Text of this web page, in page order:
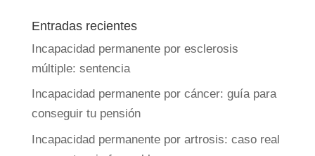
Entradas recientes
Incapacidad permanente por esclerosis
múltiple: sentencia
Incapacidad permanente por cáncer: guía para
conseguir tu pensión
Incapacidad permanente por artrosis: caso real